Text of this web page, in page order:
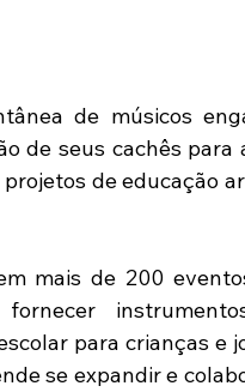
de músicos
de seus cachês para
de educação
mais de 200
fornecer
para crianças e
se expandir e